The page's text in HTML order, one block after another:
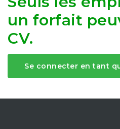
un forfait
CV.
Se connecter en tant